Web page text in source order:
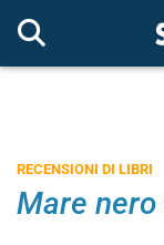
RECENSIONI DI LIBRI
Mare nero